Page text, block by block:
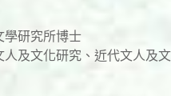
學研究所博士
及文化研究、近代文人及文